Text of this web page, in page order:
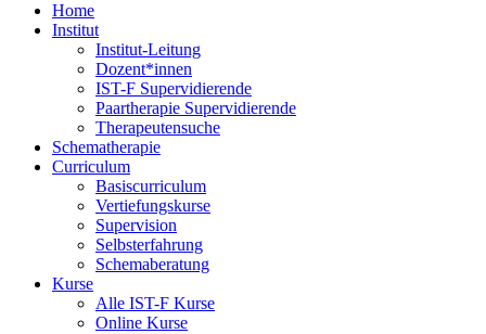
Home
Institut
Institut-Leitung
Dozent*innen
IST-F Supervidierende
Paartherapie Supervidierende
Therapeutensuche
Schematherapie
Curriculum
Basiscurriculum
Vertiefungskurse
Supervision
Selbsterfahrung
Schemaberatung
Kurse
Alle IST-F Kurse
Online Kurse